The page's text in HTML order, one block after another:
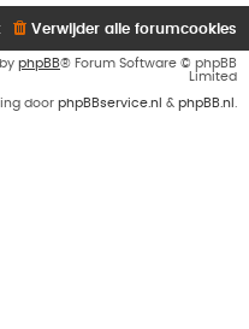
Verwijder alle forumcookies
phpBB® Forum Software © phpBB
Limited
door phpBBservice.nl & phpBB.nl